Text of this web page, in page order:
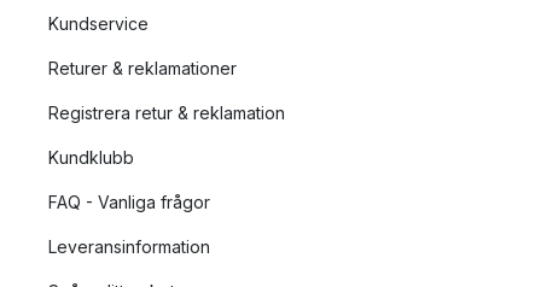
Kundservice
Returer & reklamationer
Registrera retur & reklamation
Kundklubb
FAQ - Vanliga frågor
Leveransinformation